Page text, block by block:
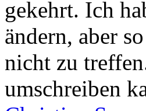
gekehrt. Ich
ändern, aber
nicht zu
umschreiben